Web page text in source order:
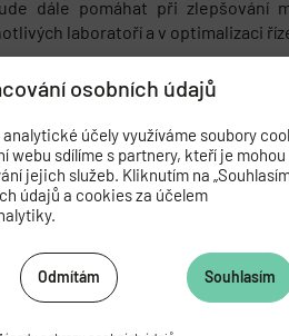
osobních údajů
účely využíváme soubory
webu sdílíme s partnery, kteří je mohou
jejich služeb. Kliknutím na
údajů a cookies za účelem
Souhlasím
Odmítám
dále pomáhat při zlepšování
laboratoří a v optimalizaci
Walls Lab